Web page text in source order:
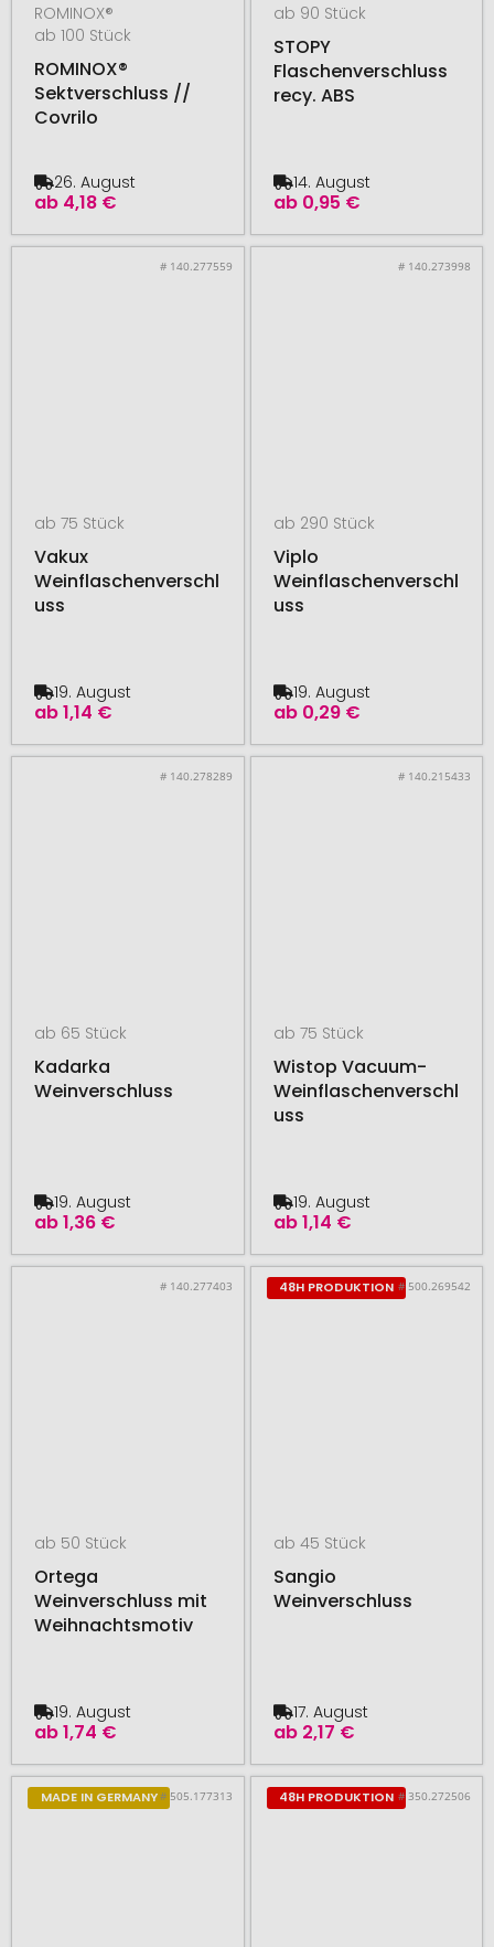
ROMINOX®
ab 100 Stück
ROMINOX®
Sektverschluss //
Covrilo
ab 4,18 €
26. August
ab 90 Stück
STOPY
Flaschenverschluss
recy. ABS
ab 0,95 €
14. August
# 140.277559
ab 75 Stück
Vakux
Weinflaschenverschl
uss
ab1,14 €
19. August
# 140.273998
ab 290 Stück
Viplo
Weinflaschenverschl
uss
ab 0,29 €
19. August
# 140.278289
ab 65 Stück
Kadarka
Weinverschluss
ab1,36 €
19. August
# 140.215433
ab 75 Stück
Wistop Vacuum-
Weinflaschenverschl
uss
ab1,14 €
19. August
# 140.277403
ab 50 Stück
Ortega
Weinverschluss mit
Weihnachtsmotiv
ab1,74 €
19. August
48H PRODUKTION # 500.269542
ab 45 Stück
Sangio
Weinverschluss
ab 2,17 €
17. August
MADE IN GERMANY# 505.177313 48H PRODUKTION # 350.272506